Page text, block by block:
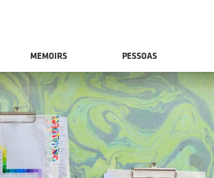
MEMOIRS PESSOAS